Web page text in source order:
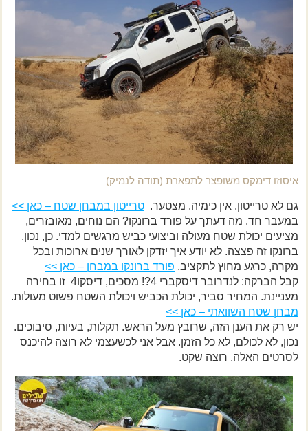
איסוזו דימקס משופצר לתפארת (תודה לנמיק)
גם לא טרייטון. אין כימיה. מצטער. טרייטון במבחן שטח – כאן >>
במעבר חד. מה דעתך על פורד ברונקו? הם נוחים, מאובזרים,
מציעים יכולת שטח מעולה וביצועי כביש מרגשים למדי. כן, נכון,
ברונקו זה פצצה. לא יודע איך יזדקן לאורך שנים ארוכות ובכל
מקרה, כרגע מחוץ לתקציב. פורד ברונקו במבחן – כאן >>
קבל הברקה: לנדרובר דיסקברי 4?! מסכים, דיסקו4 זו בחירה
מעניינת. המחיר סביר, יכולת הכביש ויכולת השטח פשוט מעולות.
מבחן שטח השוואתי – כאן >>
יש רק את הענן הזה, שרובץ מעל הראש. תקלות, בעיות, סיבוכים.
נכון, לא לכולם, לא כל הזמן. אבל אני לכשעצמי לא רוצה להיכנס
לסרטים האלה. רוצה שקט.